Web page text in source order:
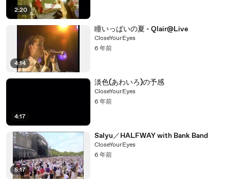
2:20
4:14
瞳いっぱいの夏 - Qlair@Live
CloseYourEyes
6 年前
4:17
淡色(あわいろ)の予感
CloseYourEyes
6 年前
5:17
Salyu／HALFWAY with Bank Band
CloseYourEyes
6 年前